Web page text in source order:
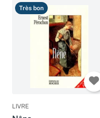
Très bon
LIVRE